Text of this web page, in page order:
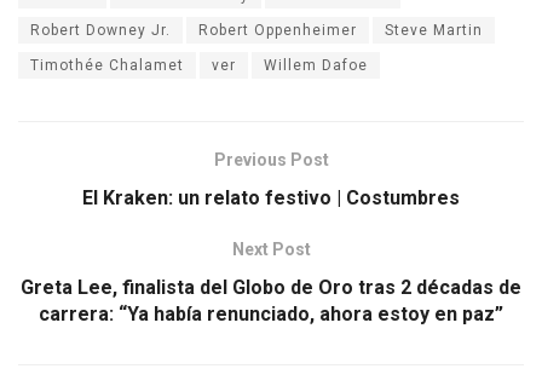
Robert Downey Jr. Robert Oppenheimer Steve Martin
Timothée Chalamet ver Willem Dafoe
Previous Post
El Kraken: un relato festivo | Costumbres
Next Post
Greta Lee, finalista del Globo de Oro tras 2 décadas de
carrera: “Ya había renunciado, ahora estoy en paz”